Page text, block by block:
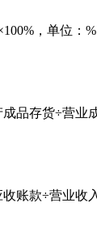
，单位：
品存货÷营业
账款÷营业收